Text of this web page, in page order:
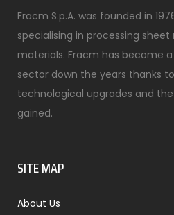
Fracm S.p.A. was founded in
specialising in processing
materials. Fracm has become
sector down the years thanks
technological upgrades and
gained.
SITE MAP
About Us